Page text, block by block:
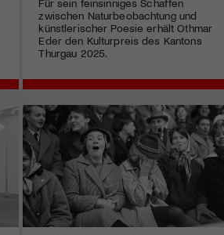
Für sein feinsinniges Schaffen
zwischen Naturbeobachtung und
künstlerischer Poesie erhält Othmar
Eder den Kulturpreis des Kantons
Thurgau 2025.